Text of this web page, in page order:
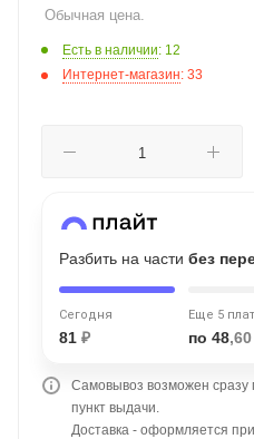
Обычная цена.
Есть в наличии: 12
Интернет-магазин: 33
Разбить на части без
Сегодня
81 ₽
Еще 5
по 48,60
Самовывоз возможен сразу
пункт выдачи.
Доставка - оформляется
Подробнее
недели